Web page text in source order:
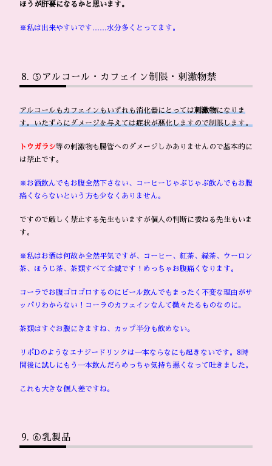
ほうが肝要になるかと思います。
※私は出来やすいです……水分多くとってます。
⑤アルコール・カフェイン制限・刺激物禁
アルコールもカフェインもいずれも消化器にとっては刺激物になりま
す。いたずらにダメージを与えては症状が悪化しますので制限します。
トウガラシ等の刺激物も腸管へのダメージしかありませんので基本的に
は禁止です。
※お酒飲んでもお腹全然下さない、コーヒーじゃぶじゃぶ飲んでもお腹
痛くならないという方も少なくありません。
ですので厳しく禁止する先生もいますが個人の判断に委ねる先生もいま
す。
※私はお酒は何故か全然平気ですが、コーヒー、紅茶、緑茶、ウーロン
茶、ほうじ茶、茶類すべて全滅です！めっちゃお腹痛くなります。
コーラでお腹ゴロゴロするのにビール飲んでもまったく不変な理由がサ
ッパリわからない！コーラのカフェインなんて微々たるものなのに。
茶類はすぐお腹にきますね、カップ半分も飲めない。
リポDのようなエナジードリンクは一本ならなにも起きないです。8時
間後に試しにもう一本飲んだらめっちゃ気持ち悪くなって吐きました。
これも大きな個人差ですね。
⑥乳製品